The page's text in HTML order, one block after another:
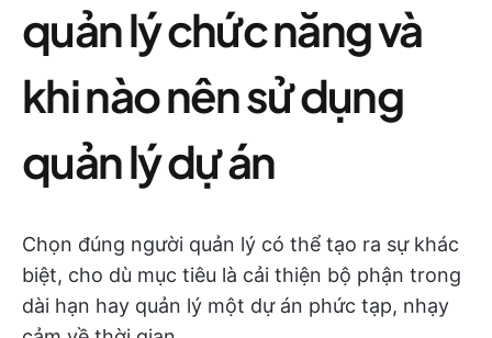
quản lý chức năng và
khi nào nên sử dụng
quản lý dự án
Chọn đúng người quản lý có thể tạo ra sự khác
biệt, cho dù mục tiêu là cải thiện bộ phận trong
dài hạn hay quản lý một dự án phức tạp, nhạy